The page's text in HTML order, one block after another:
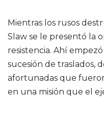
Mientras los rusos
Slaw se le presentó la
resistencia. Ahí
sucesión de traslados,
afortunadas que
en una misión que el